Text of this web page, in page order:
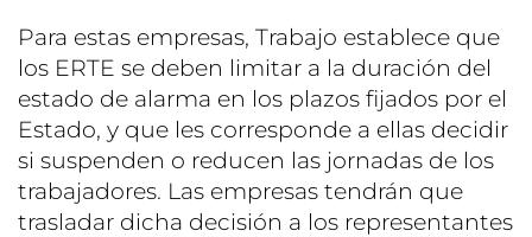
Para estas empresas, Trabajo establece que
los ERTE se deben limitar a la duración del
estado de alarma en los plazos fijados por el
Estado, y que les corresponde a ellas decidir
si suspenden o reducen las jornadas de los
trabajadores. Las empresas tendrán que
trasladar dicha decisión a los representantes